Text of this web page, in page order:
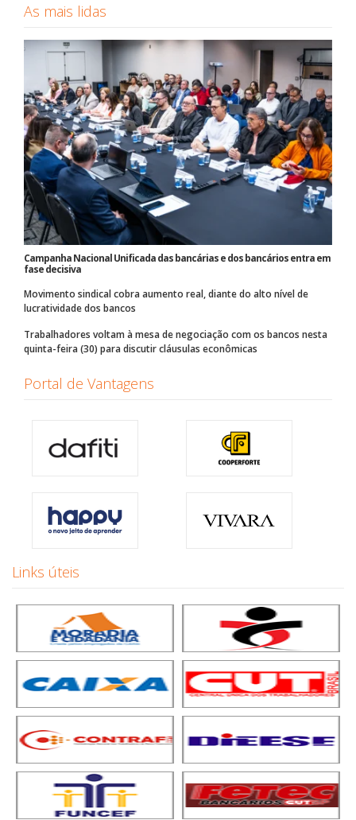
As mais lidas
Campanha Nacional Unificada das bancárias e dos bancários entra em
fase decisiva
Movimento sindical cobra aumento real, diante do alto nível de
lucratividade dos bancos
Trabalhadores voltam à mesa de negociação com os bancos nesta
quinta-feira (30) para discutir cláusulas econômicas
Portal de Vantagens
Links úteis